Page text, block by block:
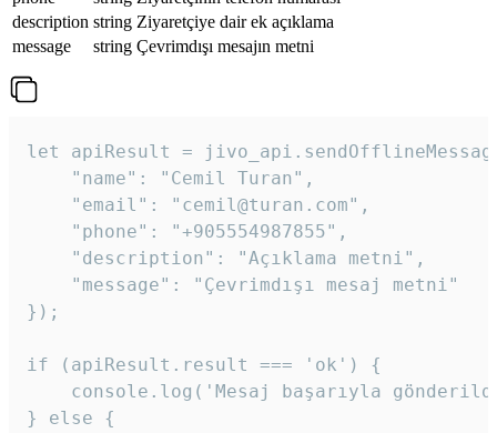
description string Ziyaretçiye dair ek açıklama
message
string Çevrimdışı mesajın metni
let apiResult =
    "name": "Cemil Turan",
    "email": "cemil@turan.com",
    "phone": "+905554987855",
    "description": "Açıklama metni",
    "message": "Çevrimdışı mesaj metni"
});
if (apiResult.result === 'ok') {
console.log('Mesaj başarıyla
} else {